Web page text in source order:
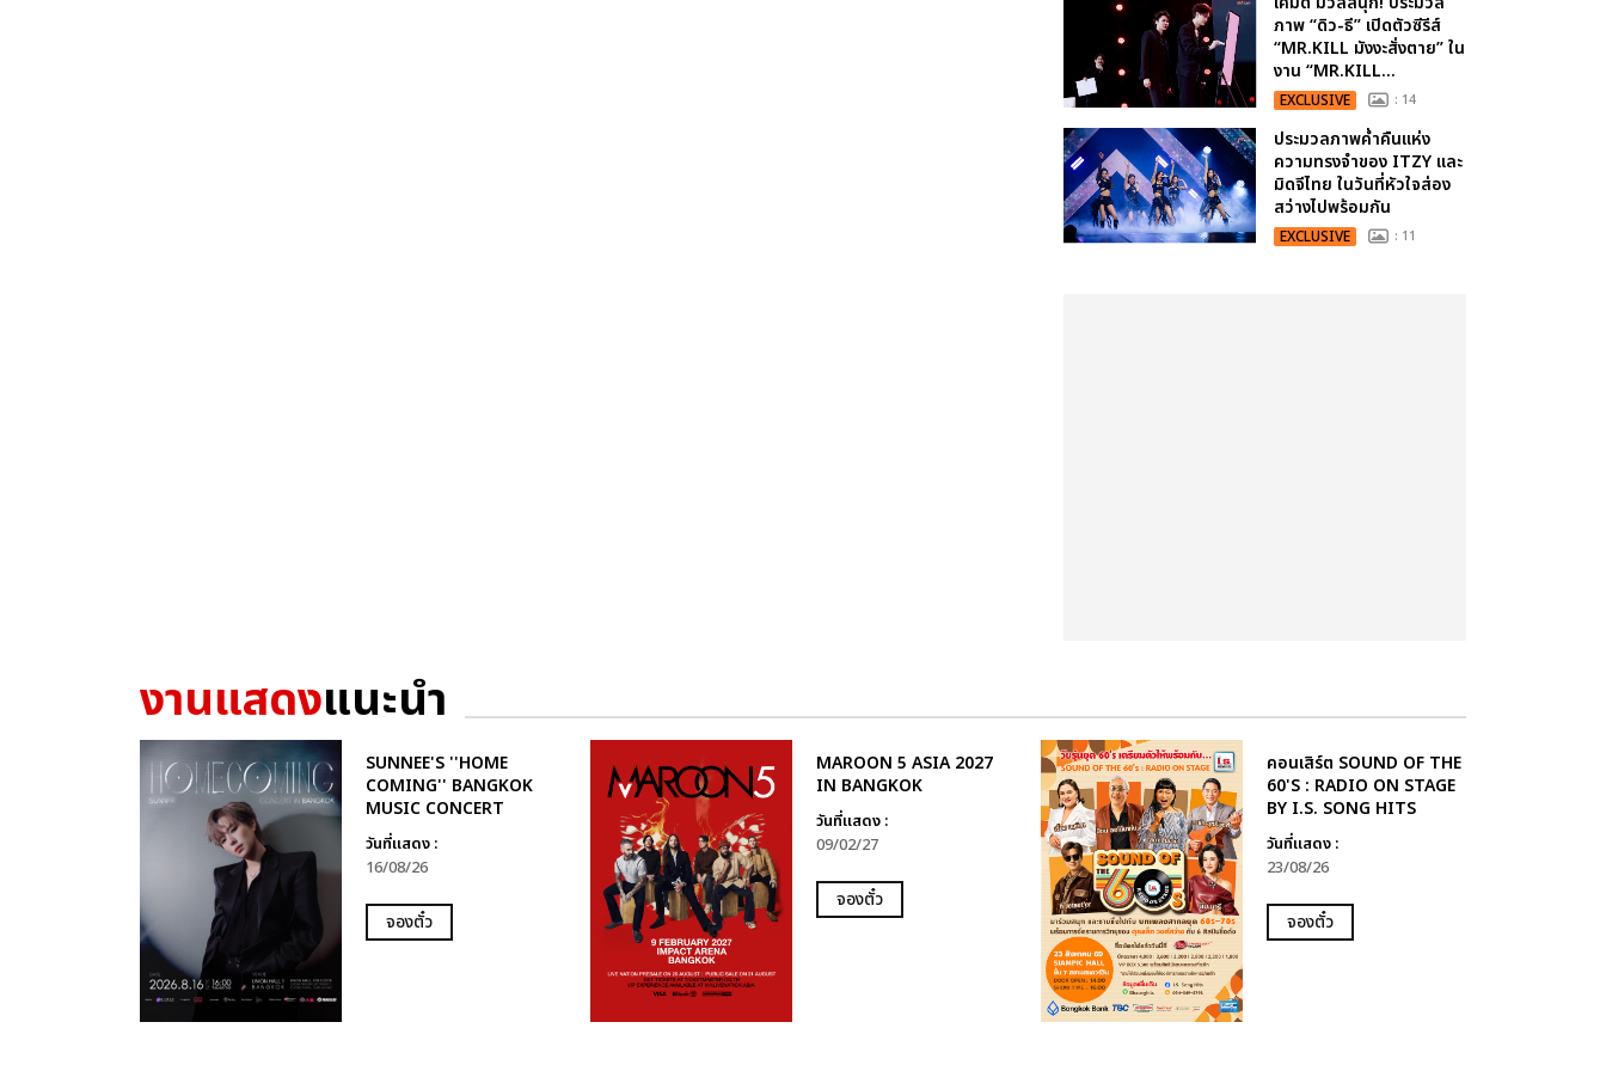
ภาพ “ดิว-ธี” เปิดตัวซีรีส์
“MR.KILL มังงะสั่งตาย” ใน
งาน “MR.KILL...
EXCLUSIVE : 14
ประมวลภาพค่ำคืนแห่ง
ความทรงจำของ ITZY และ
มิดจีไทย ในวันที่หัวใจส่อง
สว่างไปพร้อมกัน
EXCLUSIVE : 11
งานแสดงแนะนำ
SUNNEE'S ''HOME
COMING'' BANGKOK
MUSIC CONCERT
วันที่แสดง :
16/08/26
จองตั๋ว
MAROON 5 ASIA 2027
IN BANGKOK
วันที่แสดง :
09/02/27
จองตั๋ว
คอนเสิร์ต SOUND OF THE
60'S : RADIO ON STAGE
BY I.S. SONG HITS
วันที่แสดง :
23/08/26
จองตั๋ว